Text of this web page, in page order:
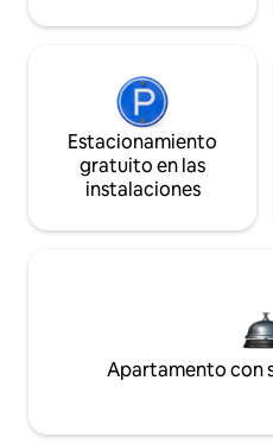
Estacionamiento
gratuito en las
instalaciones
Apartamento con